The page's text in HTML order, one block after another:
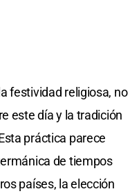
festividad religiosa, no
este día y la tradición
práctica parece
de tiempos
países, la elección